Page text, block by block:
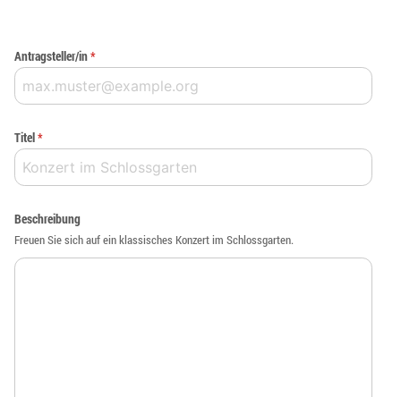
Antragsteller/in*
Titel*
Beschreibung
Freuen Sie sich auf ein klassisches Konzert im Schlossgarten.